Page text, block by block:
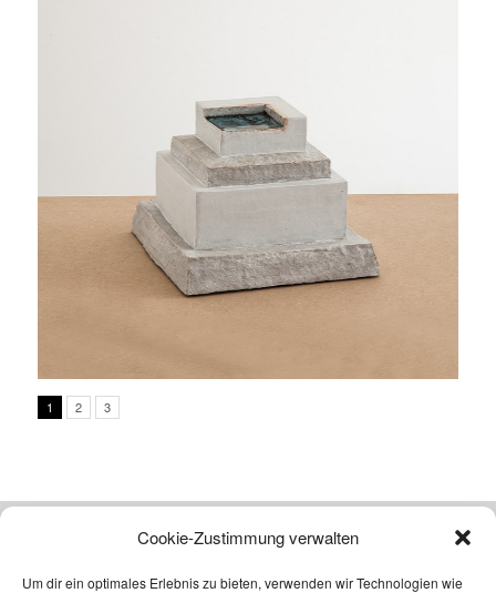
Cookie-Zustimmung verwalten
Um dir ein optimales Erlebnis zu bieten, verwenden wir Technologien wie
1 2 3